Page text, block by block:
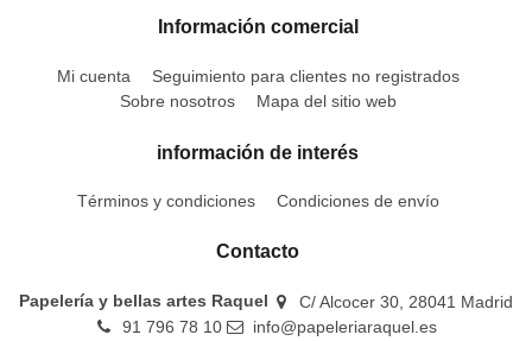
Información comercial
Mi cuenta
Seguimiento para clientes no registrados
Sobre nosotros
Mapa del sitio web
información de interés
Términos y condiciones Condiciones de envío
Contacto
Papelería y bellas artes Raquel
C/ Alcocer 30, 28041 Madrid
91 796 78 10
info@papeleriaraquel.es